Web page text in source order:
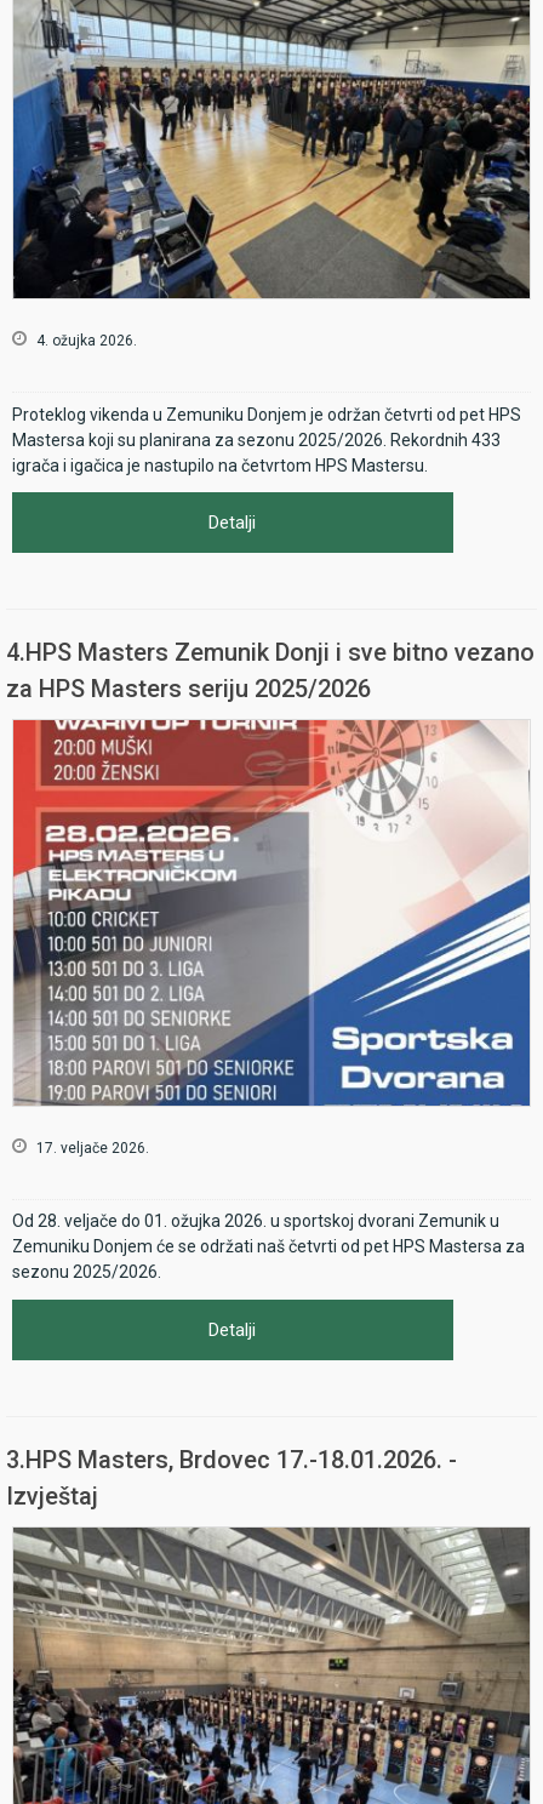
4. ožujka 2026.
Proteklog vikenda u Zemuniku Donjem je održan četvrti od pet HPS
Mastersa koji su planirana za sezonu 2025/2026. Rekordnih 433
igrača i igačica je nastupilo na četvrtom HPS Mastersu.
Detalji
4.HPS Masters Zemunik Donji i sve bitno vezano
za HPS Masters seriju 2025/2026
17. veljače 2026.
Od 28. veljače do 01. ožujka 2026. u sportskoj dvorani Zemunik u
Zemuniku Donjem će se održati naš četvrti od pet HPS Mastersa za
sezonu 2025/2026.
Detalji
3.HPS Masters, Brdovec 17.-18.01.2026. -
Izvještaj